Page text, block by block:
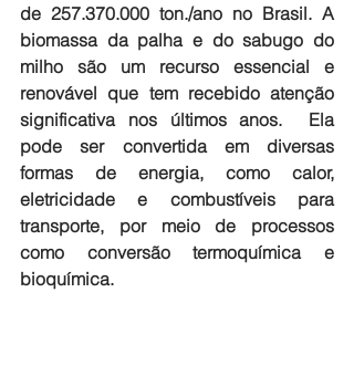
de 257.370.000 ton./ano no Brasil. A
biomassa da palha e do sabugo do
milho são um recurso essencial e
renovável que tem recebido atenção
significativa nos últimos anos.  Ela
pode ser convertida em diversas
formas de energia, como calor,
eletricidade e combustíveis para
transporte, por meio de processos
como conversão termoquímica e
bioquímica.